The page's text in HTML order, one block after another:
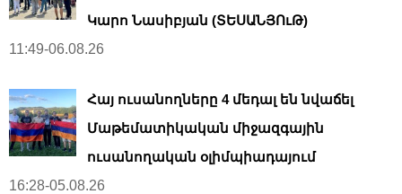
Կարո Նասիբյան (ՏԵՍԱՆՅՈւԹ)
11:49-06.08.26
Հայ ուսանողները 4 մեդալ են նվաճել
Մաթեմատիկական միջազգային
ուսանողական օլիմպիադայում
16:28-05.08.26